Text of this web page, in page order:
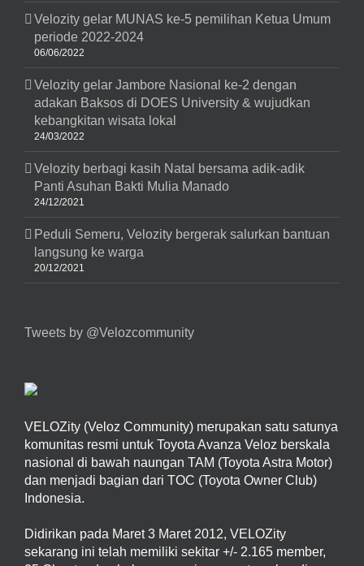
Velozity gelar MUNAS ke-5 pemilihan Ketua Umum
periode 2022-2024
06/06/2022
Velozity gelar Jambore Nasional ke-2 dengan
adakan Baksos di DOES University & wujudkan
kebangkitan wisata lokal
24/03/2022
Velozity berbagi kasih Natal bersama adik-adik
Panti Asuhan Bakti Mulia Manado
24/12/2021
Peduli Semeru, Velozity bergerak salurkan bantuan
langsung ke warga
20/12/2021
Tweets by @Velozcommunity
VELOZity (Veloz Community) merupakan satu satunya
komunitas resmi untuk Toyota Avanza Veloz berskala
nasional di bawah naungan TAM (Toyota Astra Motor)
dan menjadi bagian dari TOC (Toyota Owner Club)
Indonesia.
Didirikan pada Maret 3 Maret 2012, VELOZity
sekarang ini telah memiliki sekitar +/- 2.165 member,